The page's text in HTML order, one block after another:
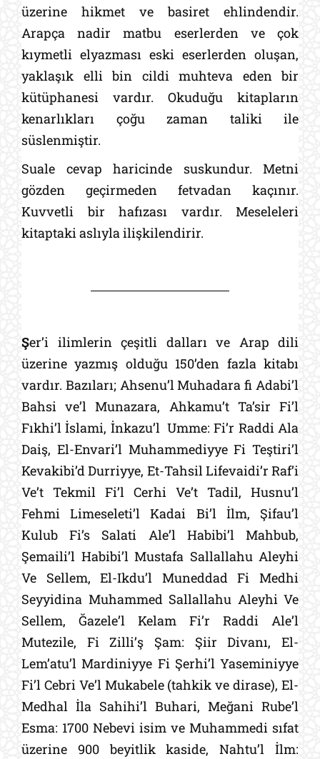
üzerine hikmet ve basiret ehlindendir.
Arapça nadir matbu eserlerden ve çok
kıymetli elyazması eski eserlerden oluşan,
yaklaşık elli bin cildi muhteva eden bir
kütüphanesi vardır. Okuduğu kitapların
kenarlıkları çoğu zaman taliki ile
süslenmiştir.
Suale cevap haricinde suskundur. Metni
gözden geçirmeden fetvadan kaçınır.
Kuvvetli bir hafızası vardır. Meseleleri
kitaptaki aslıyla ilişkilendirir.
Şer’i ilimlerin çeşitli dalları ve Arap dili
üzerine yazmış olduğu 150’den fazla kitabı
vardır. Bazıları; Ahsenu’l Muhadara fi Adabi’l
Bahsi ve’l Munazara, Ahkamu’t Ta’sir Fi’l
Fıkhi’l İslami, İnkazu’l Umme: Fi’r Raddi Ala
Daiş, El-Envari’l Muhammediyye Fi Teştiri’l
Kevakibi’d Durriyye, Et-Tahsil Lifevaidi’r Raf’i
Ve’t Tekmil Fi’l Cerhi Ve’t Tadil, Husnu’l
Fehmi Limeseleti’l Kadai Bi’l İlm, Şifau’l
Kulub Fi’s Salati Ale’l Habibi’l Mahbub,
Şemaili’l Habibi’l Mustafa Sallallahu Aleyhi
Ve Sellem, El-Ikdu’l Muneddad Fi Medhi
Seyyidina Muhammed Sallallahu Aleyhi Ve
Sellem, Ğazele’l Kelam Fi’r Raddi Ale’l
Mutezile, Fi Zilli’ş Şam: Şiir Divanı, El-
Lem’atu’l Mardiniyye Fi Şerhi’l Yaseminiyye
Fi’l Cebri Ve’l Mukabele (tahkik ve dirase), El-
Medhal İla Sahihi’l Buhari, Meğani Rube’l
Esma: 1700 Nebevi isim ve Muhammedi sıfat
üzerine 900 beyitlik kaside, Nahtu’l İlm: